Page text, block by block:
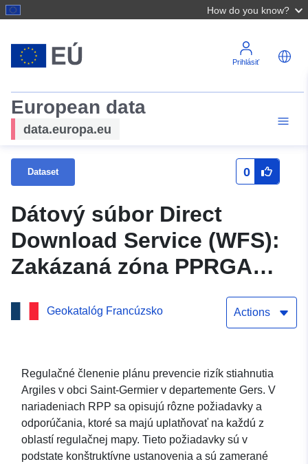
How do you know?
Prihlásiť
European data
data.europa.eu
Dataset 0
Dátový súbor Direct
Download Service (WFS):
Zakázaná zóna PPRGA
obce Saint-Germier (Gers)
Geokatalóg Francúzsko Actions
Regulačné členenie plánu prevencie rizík stiahnutia
Argiles v obci Saint-Germier v departemente Gers. V
nariadeniach RPP sa opisujú rôzne požiadavky a
odporúčania, ktoré sa majú uplatňovať na každú z
oblastí regulačnej mapy. Tieto požiadavky sú v
podstate konštruktívne ustanovenia a sú zamerané